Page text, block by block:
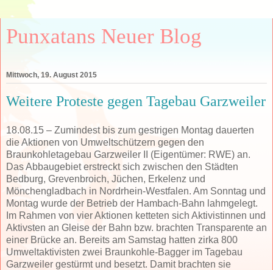
Punxatans Neuer Blog
Mittwoch, 19. August 2015
Weitere Proteste gegen Tagebau Garzweiler
18.08.15 – Zumindest bis zum gestrigen Montag dauerten
die Aktionen von Umweltschützern gegen den
Braunkohletagebau Garzweiler II (Eigentümer: RWE) an.
Das Abbaugebiet erstreckt sich zwischen den Städten
Bedburg, Grevenbroich, Jüchen, Erkelenz und
Mönchengladbach in Nordrhein-Westfalen. Am Sonntag und
Montag wurde der Betrieb der Hambach-Bahn lahmgelegt.
Im Rahmen von vier Aktionen ketteten sich Aktivistinnen und
Aktivsten an Gleise der Bahn bzw. brachten Transparente an
einer Brücke an. Bereits am Samstag hatten zirka 800
Umweltaktivisten zwei Braunkohle-Bagger im Tagebau
Garzweiler gestürmt und besetzt. Damit brachten sie